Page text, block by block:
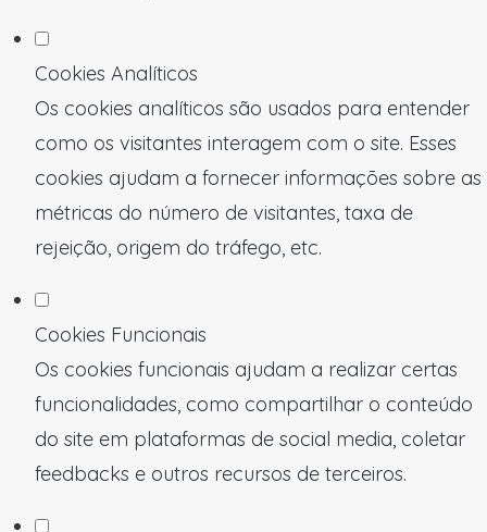
Cookies Analíticos
Os cookies analíticos são usados para entender
como os visitantes interagem com o site. Esses
cookies ajudam a fornecer informações sobre as
métricas do número de visitantes, taxa de
rejeição, origem do tráfego, etc.
Cookies Funcionais
Os cookies funcionais ajudam a realizar certas
funcionalidades, como compartilhar o conteúdo
do site em plataformas de social media, coletar
feedbacks e outros recursos de terceiros.